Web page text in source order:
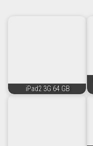
iPad2 3G 64 GB